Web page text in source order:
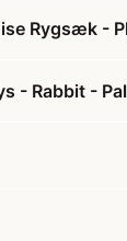
Rygsæk -
- Rabbit -